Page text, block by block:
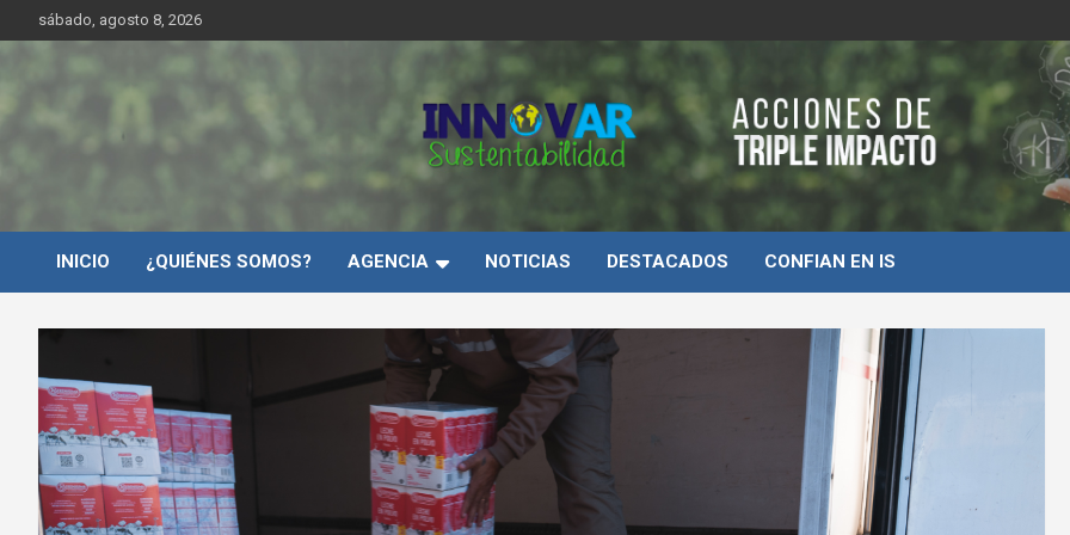
al
contenido
sábado, agosto 8, 2026
Innovar Sustentabilidad
INICIO ¿QUIÉNES SOMOS? AGENCIA NOTICIAS DESTACADOS CONFIAN EN IS